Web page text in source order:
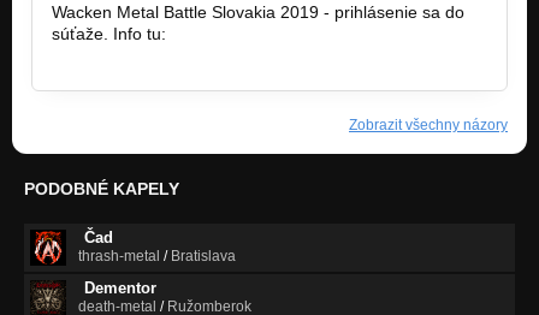
Wacken Metal Battle Slovakia 2019 - prihlásenie sa do
súťaže. Info tu:
Zobrazit všechny názory
PODOBNÉ KAPELY
Čad
thrash-metal / Bratislava
Dementor
death-metal / Ružomberok